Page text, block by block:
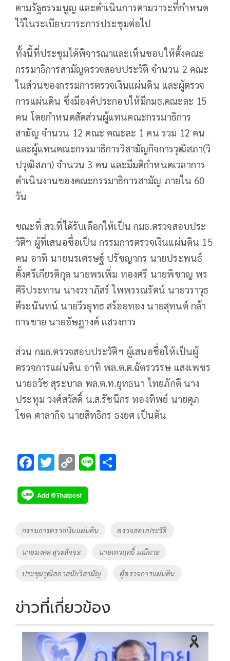
ตามรัฐธรรมนูญ และดำเนินการตามวาระที่กำหนด
ไว้ในระเบียบวาระการประชุมต่อไป
ทั้งนี้ที่ประชุมได้พิจารณาและเห็นชอบให้ตั้งคณะ
กรรมาธิการสามัญตรวจสอบประวัติ จำนวน 2 คณะ
ในส่วนของกรรมการตรวจเงินแผ่นดิน และผู้ตรวจ
การแผ่นดิน ซึ่งมีองค์ประกอบให้มีกมธ.คณะละ 15
คน โดยกำหนดสัดส่วนผู้แทนคณะกรรมาธิการ
สามัญ จำนวน 12 คณะ คณะละ 1 คน รวม 12 คน
และผู้แทนคณะกรรมาธิการวิสามัญกิจการวุฒิสภา(วิ
ปวุฒิสภา) จำนวน 3 คน และมีมติกำหนดเวลาการ
ดำเนินงานของคณะกรรมาธิการสามัญ ภายใน 60
วัน
ขณะที่ สว.ที่ได้รับเลือกให้เป็น กมธ.ตรวจสอบประ
วัติฯ ผู้ที่เสนอชื่อเป็น กรรมการตรวจเงินแผ่นดิน 15
คน อาทิ นายนรเศรษฐ์ ปรัชญากร นายประพนธ์
ตั้งศรีเกียรติกุล นายพรเพิ่ม ทองศรี นายพิชาญ พร
ศิริประทาน นางวราภัสร์ ไพพรรณรัตน์ นายวราวุธ
ตีระนันทน์ นายวีรยุทธ สร้อยทอง นายสุทนต์ กล้า
การขาย นายอัษฎางค์ แสวงการ
ส่วน กมธ.ตรวจสอบประวัติฯ ผู้เสนอชื่อให้เป็นผู้
ตรวจการแผ่นดิน อาทิ พล.ต.ต.ฉัตรวรรษ แสงเพชร
นายธวัช สุระบาล พล.ต.ท.ยุทธนา ไทยภักดี นาง
ประทุม วงศ์สวัสดิ์ น.ส.รัชนีกร ทองทิพย์ นายศุภ
โชค ศาลากิจ นายสิทธิกร ธงยศ เป็นต้น
F
e
b
o
k
T
tt
er
C
p
y
Li
k
Li
Tags
กรรมการตรวจเงินแผ่นดิน ตรวจสอบประวัติ
นายมงคล สุระสัจจะ นายเทวฤทธิ์ มณีฉาย
ประชุมวุฒิสภาสมัยวิสามัญ ผู้ตรวจการแผ่นดิน
ข่าวที่เกี่ยวข้อง